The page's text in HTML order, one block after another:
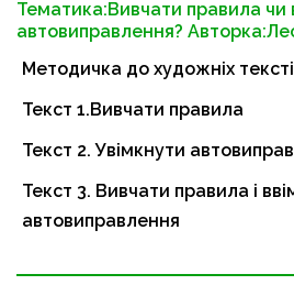
Тематика:Вивчати правила чи
автовиправлення?
Методичка до художніх
Текст 1.Вивчати правила
Текст 2. Увімкнути
Текст 3. Вивчати правила і
автовиправлення